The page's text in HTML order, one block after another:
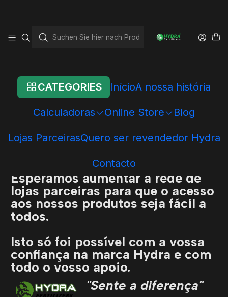
CATEGORIES InícioA nossa história
Calculadoras Online Store Blog
Lojas ParceirasQuero ser revendedor Hydra
Contacto
Onde estamos em loja
A Hydra e os seus produtos já
chegaram às lojas físicas, agora
poderás comprar os teus produtos
favoritos nas tuas lojas de
Esperamos aumentar a rede de
lojas parceiras para que o acesso
aos nossos produtos seja fácil a
todos.
Isto só foi possível com a vossa
confiança na marca Hydra e com
todo o vosso apoio.
"Sente a diferença"